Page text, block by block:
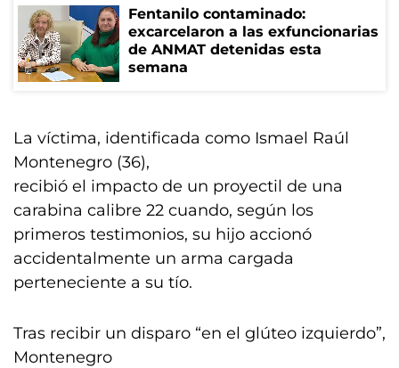
Fentanilo contaminado:
excarcelaron a las exfuncionarias
de ANMAT detenidas esta
semana
La víctima, identificada como Ismael Raúl
Montenegro (36),
recibió el impacto de un proyectil de una
carabina calibre 22 cuando, según los
primeros testimonios, su hijo accionó
accidentalmente un arma cargada
perteneciente a su tío.
Tras recibir un disparo “en el glúteo izquierdo”,
Montenegro